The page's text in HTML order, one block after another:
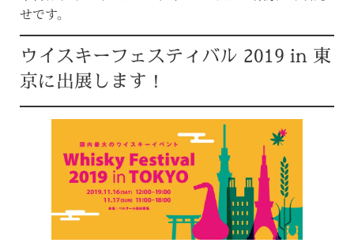
せです。
ウイスキーフェスティバル 2019 in 東
京に出展します！